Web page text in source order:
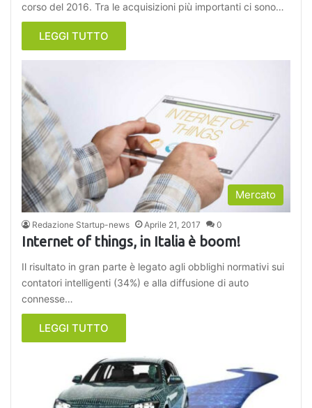
corso del 2016. Tra le acquisizioni più importanti ci sono…
LEGGI TUTTO
Mercato
Redazione Startup-news Aprile 21, 2017 0
Internet of things, in Italia è boom!
Il risultato in gran parte è legato agli obblighi normativi sui
contatori intelligenti (34%) e alla diffusione di auto
connesse…
LEGGI TUTTO